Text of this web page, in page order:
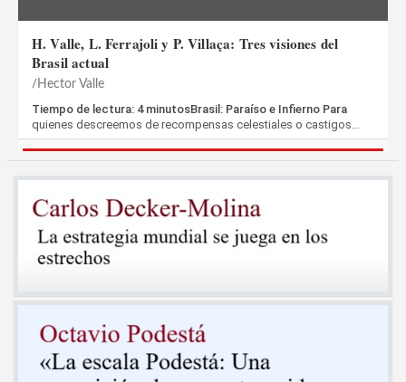
H. Valle, L. Ferrajoli y P. Villaça: Tres visiones del
Brasil actual
Hector Valle
Tiempo de lectura: 4 minutosBrasil: Paraíso e Infierno Para
quienes descreemos de recompensas celestiales o castigos…